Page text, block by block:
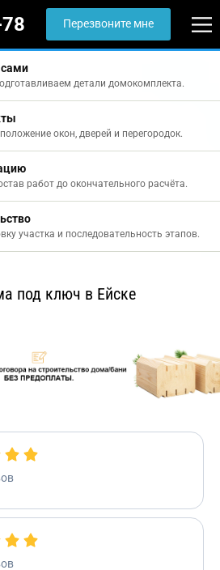
Перезвоните мне
детали домокомплекта.
окон, дверей и перегородок.
работ до окончательного расчёта.
участка и последовательность этапов.
под ключ в Ейске